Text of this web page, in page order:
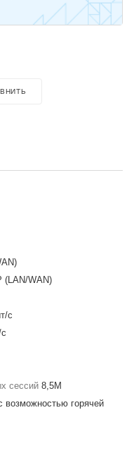
(LAN/WAN)
c
сессий 8,5M
возможностью горячей